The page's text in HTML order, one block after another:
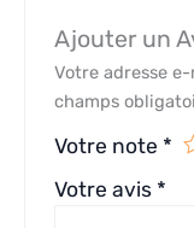
Ajouter un
Votre adresse
champs
Votre note *
Votre avis *